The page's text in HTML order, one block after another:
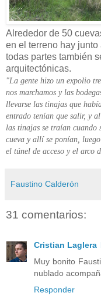
Alrededor de 50
en el terreno hay
todas partes también
arquitectónicas.
"La gente hizo un expolio
nos marchamos y las
llevarse las tinajas que
entrado tenían que salir, y
las tinajas se traían cuando
cueva y allí se ponían,
el túnel de acceso y el arco
Faustino Calderón
31 comentarios:
Cristian Laglera
Muy bonito
nublado
Responder